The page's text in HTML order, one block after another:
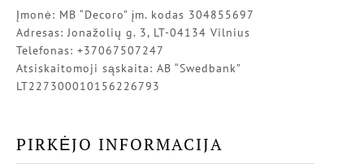
Įmonė: MB “Decoro” įm. kodas 304855697
Adresas: Jonažolių g. 3, LT-04134 Vilnius
Telefonas: +37067507247
Atsiskaitomoji sąskaita: AB “Swedbank”
LT227300010156226793
PIRKĖJO INFORMACIJA